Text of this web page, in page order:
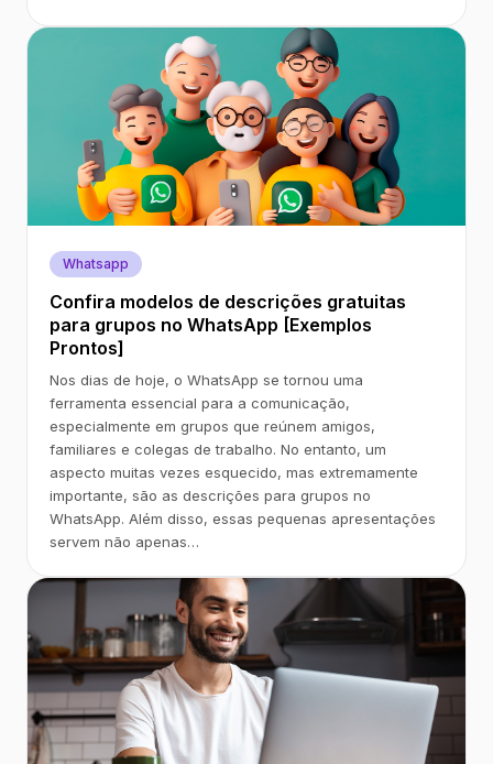
Whatsapp
Confira modelos de descrições gratuitas
para grupos no WhatsApp [Exemplos
Prontos]
Nos dias de hoje, o WhatsApp se tornou uma
ferramenta essencial para a comunicação,
especialmente em grupos que reúnem amigos,
familiares e colegas de trabalho. No entanto, um
aspecto muitas vezes esquecido, mas extremamente
importante, são as descrições para grupos no
WhatsApp. Além disso, essas pequenas apresentações
servem não apenas…